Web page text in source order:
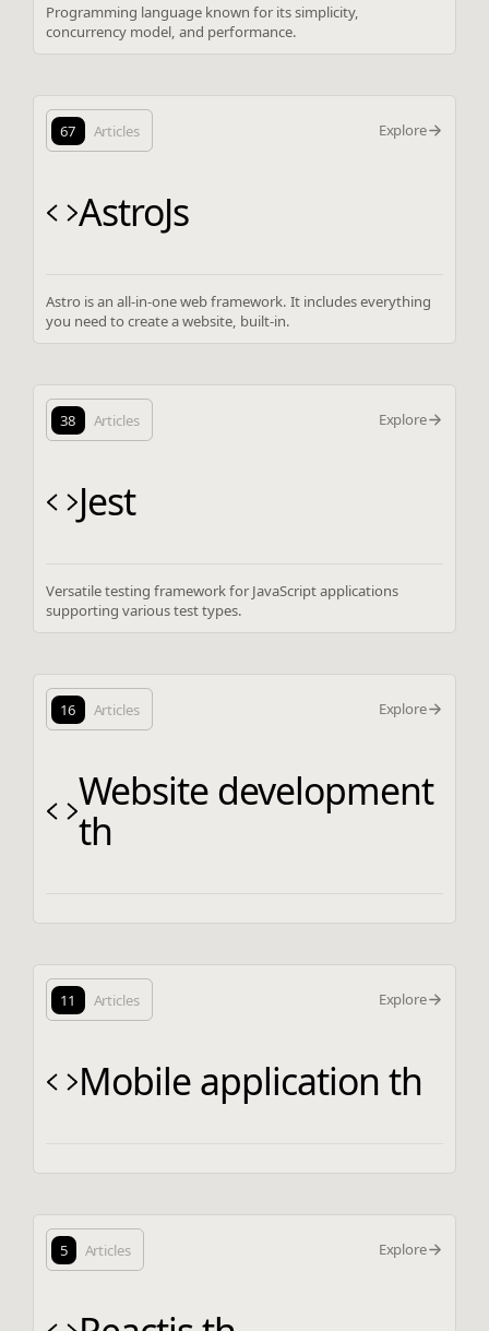
Programming language known for its simplicity,
concurrency model, and performance.
67 Articles Explore
AstroJs
Astro is an all-in-one web framework. It includes everything
you need to create a website, built-in.
38 Articles Explore
Jest
Versatile testing framework for JavaScript applications
supporting various test types.
16 Articles Explore
Website development
th
11 Articles Explore
Mobile application th
5 Articles Explore